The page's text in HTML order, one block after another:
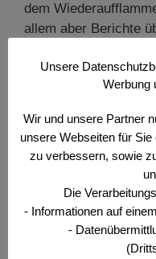
dem
allem aber Berichte
Nr. 17/12/13
14. Dezember 2013
Unsere
Werbung
Wir und unsere Partner
unsere Webseiten für
zu verbessern, sowie
Die
- Informationen auf
-